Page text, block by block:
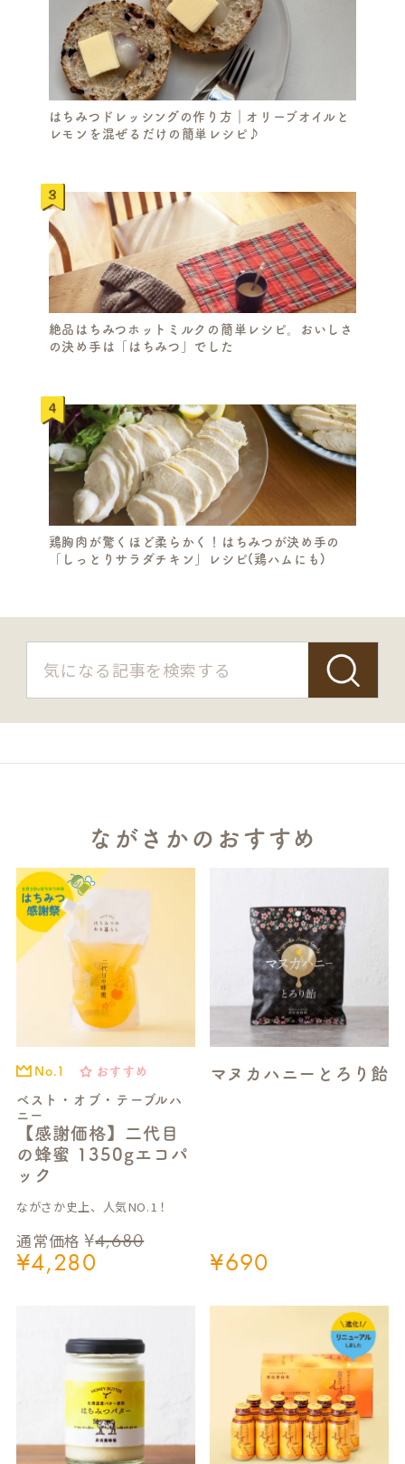
はちみつドレッシングの作り方｜オリーブオイルと
レモンを混ぜるだけの簡単レシピ♪
絶品はちみつホットミルクの簡単レシピ。おいしさ
の決め手は「はちみつ」でした
鶏胸肉が驚くほど柔らかく！はちみつが決め手の
「しっとりサラダチキン」レシピ(鶏ハムにも)
ながさかのおすすめ
ベスト・オブ・テーブルハ
ニー
【感謝価格】二代目
の蜂蜜 1350gエコパ
ック
No.1 おすすめ
通常価格 ¥4,680
¥4,280
ながさか史上、人気NO.1！
マヌカハニーとろり飴
¥690